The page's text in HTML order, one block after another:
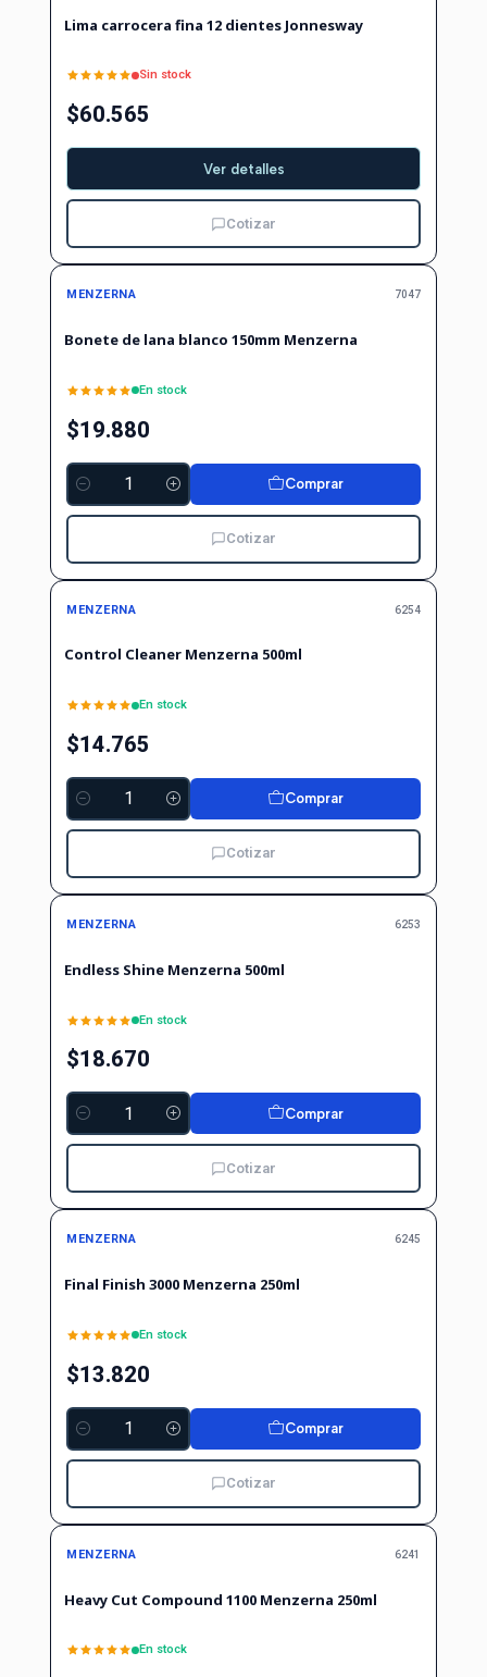
Lima carrocera fina 12 dientes Jonnesway
Sin stock
$60.565
Ver detalles
Cotizar
MENZERNA 7047
Bonete de lana blanco 150mm Menzerna
En stock
$19.880
Cantidad
Comprar
Cotizar
MENZERNA 6254
Control Cleaner Menzerna 500ml
En stock
$14.765
Cantidad
Comprar
Cotizar
MENZERNA 6253
Endless Shine Menzerna 500ml
En stock
$18.670
Cantidad
Comprar
Cotizar
MENZERNA 6245
Final Finish 3000 Menzerna 250ml
En stock
$13.820
Cantidad
Comprar
Cotizar
MENZERNA 6241
Heavy Cut Compound 1100 Menzerna 250ml
En stock